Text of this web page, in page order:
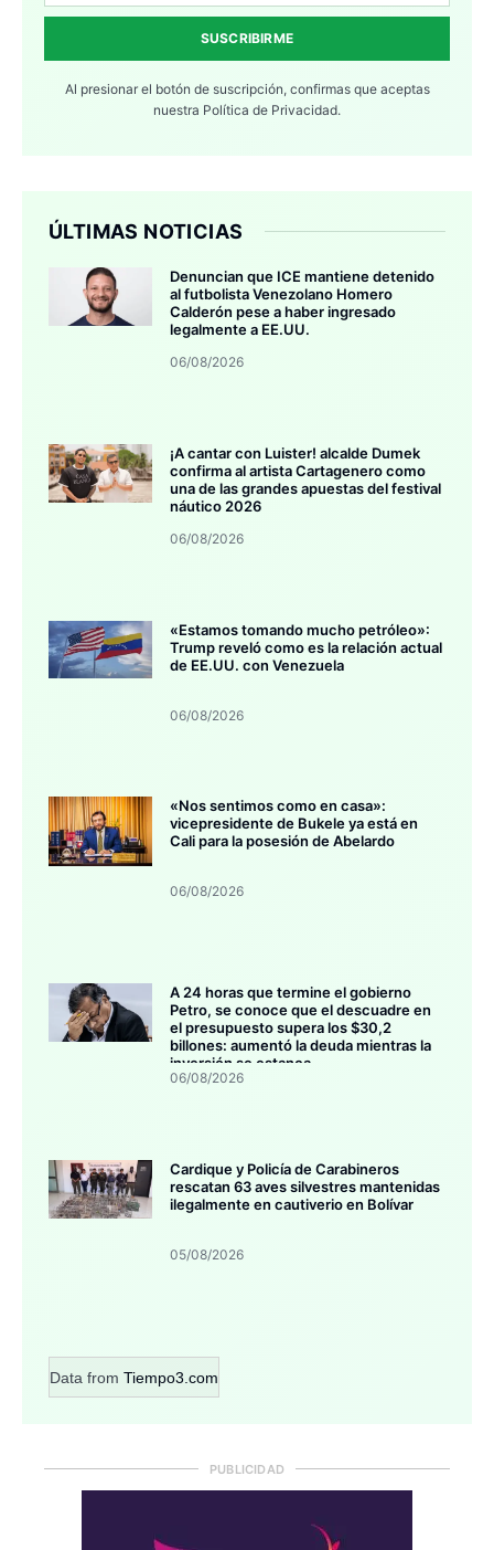
SUSCRIBIRME
Al presionar el botón de suscripción, confirmas que aceptas
nuestra Política de Privacidad.
ÚLTIMAS NOTICIAS
Denuncian que ICE mantiene detenido
al futbolista Venezolano Homero
Calderón pese a haber ingresado
legalmente a EE.UU.
06/08/2026
¡A cantar con Luister! alcalde Dumek
confirma al artista Cartagenero como
una de las grandes apuestas del festival
náutico 2026
06/08/2026
«Estamos tomando mucho petróleo»:
Trump reveló como es la relación actual
de EE.UU. con Venezuela
06/08/2026
«Nos sentimos como en casa»:
vicepresidente de Bukele ya está en
Cali para la posesión de Abelardo
06/08/2026
A 24 horas que termine el gobierno
Petro, se conoce que el descuadre en
el presupuesto supera los $30,2
billones: aumentó la deuda mientras la
inversión se estanca
06/08/2026
Cardique y Policía de Carabineros
rescatan 63 aves silvestres mantenidas
ilegalmente en cautiverio en Bolívar
05/08/2026
Data from Tiempo3.com
PUBLICIDAD